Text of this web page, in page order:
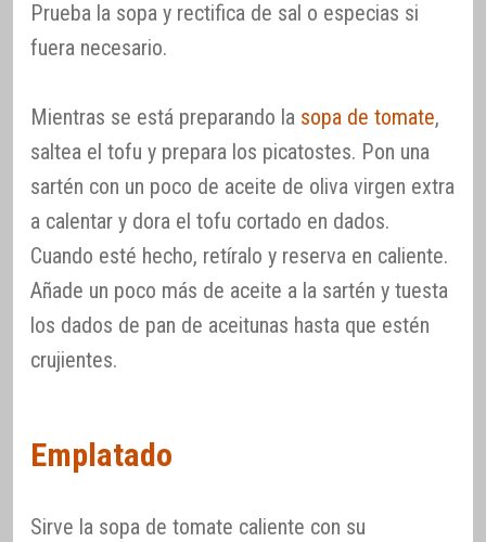
Prueba la sopa y rectifica de sal o especias si
fuera necesario.
Mientras se está preparando la sopa de tomate,
saltea el tofu y prepara los picatostes. Pon una
sartén con un poco de aceite de oliva virgen extra
a calentar y dora el tofu cortado en dados.
Cuando esté hecho, retíralo y reserva en caliente.
Añade un poco más de aceite a la sartén y tuesta
los dados de pan de aceitunas hasta que estén
crujientes.
Emplatado
Sirve la sopa de tomate caliente con su